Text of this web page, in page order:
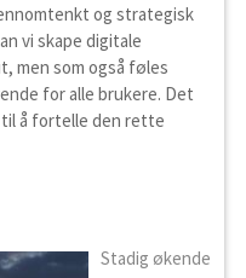
og strategisk
vi skape digitale
men som også føles
for alle brukere. Det
til å fortelle den rette
Stadig økende